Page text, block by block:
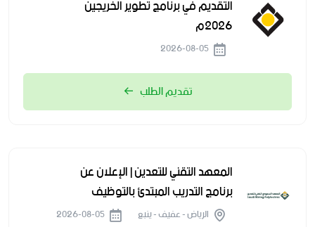
التقديم في برنامج تطوير الخريجين
2026م
تقديم الطلب
المعهد التقني للتعدين | الإعلان عن
برنامج التدريب المبتدئ بالتوظيف
الرياض - عفيف - ينبع